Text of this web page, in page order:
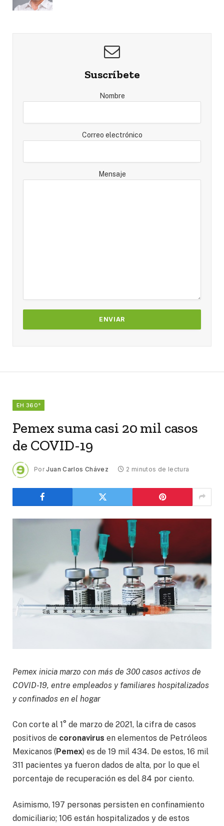
Suscríbete
Nombre
Correo electrónico
Mensaje
EH 360°
Pemex suma casi 20 mil casos
de COVID-19
Por Juan Carlos Chávez 2 minutos de lectura
Pemex inicia marzo con más de 300 casos activos de
COVID-19, entre empleados y familiares hospitalizados
y confinados en el hogar
Con corte al 1° de marzo de 2021, la cifra de casos
positivos de coronavirus en elementos de Petróleos
Mexicanos (Pemex) es de 19 mil 434. De estos, 16 mil
311 pacientes ya fueron dados de alta, por lo que el
porcentaje de recuperación es del 84 por ciento.
Asimismo, 197 personas persisten en confinamiento
domiciliario; 106 están hospitalizados y de estos